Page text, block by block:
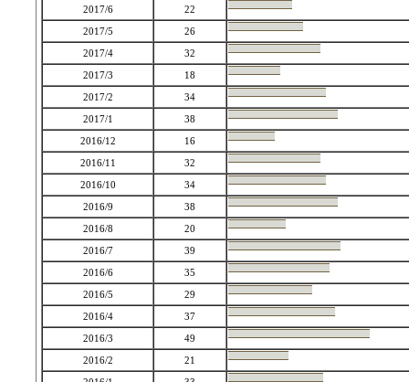
2017/6
22
2017/5
26
2017/4
32
2017/3
18
2017/2
34
2017/1
38
2016/12
16
2016/11
32
2016/10
34
2016/9
38
2016/8
20
2016/7
39
2016/6
35
2016/5
29
2016/4
37
2016/3
49
2016/2
21